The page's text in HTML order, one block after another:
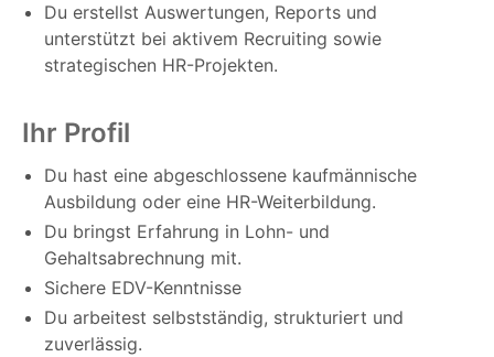
Du erstellst Auswertungen, Reports und
unterstützt bei aktivem Recruiting sowie
strategischen HR-Projekten.
Ihr Profil
Du hast eine abgeschlossene kaufmännische
Ausbildung oder eine HR-Weiterbildung.
Du bringst Erfahrung in Lohn- und
Gehaltsabrechnung mit.
Sichere EDV-Kenntnisse
Du arbeitest selbstständig, strukturiert und
zuverlässig.